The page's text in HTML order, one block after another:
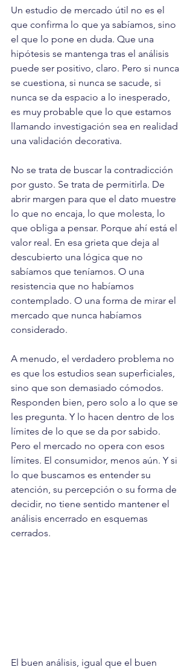
Un estudio de mercado útil no es el
que confirma lo que ya sabíamos, sino
el que lo pone en duda. Que una
hipótesis se mantenga tras el análisis
puede ser positivo, claro. Pero si nunca
se cuestiona, si nunca se sacude, si
nunca se da espacio a lo inesperado,
es muy probable que lo que estamos
llamando investigación sea en realidad
una validación decorativa.
No se trata de buscar la contradicción
por gusto. Se trata de permitirla. De
abrir margen para que el dato muestre
lo que no encaja, lo que molesta, lo
que obliga a pensar. Porque ahí está el
valor real. En esa grieta que deja al
descubierto una lógica que no
sabíamos que teníamos. O una
resistencia que no habíamos
contemplado. O una forma de mirar el
mercado que nunca habíamos
considerado.
A menudo, el verdadero problema no
es que los estudios sean superficiales,
sino que son demasiado cómodos.
Responden bien, pero solo a lo que se
les pregunta. Y lo hacen dentro de los
límites de lo que se da por sabido.
Pero el mercado no opera con esos
límites. El consumidor, menos aún. Y si
lo que buscamos es entender su
atención, su percepción o su forma de
decidir, no tiene sentido mantener el
análisis encerrado en esquemas
cerrados.
El buen análisis, igual que el buen